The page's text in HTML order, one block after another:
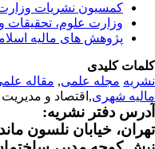
کمسیون نشریات وزارت
وزارت علوم، تحقیقات و
پژوهش های مالیه
کلیدی
مجله علمی, مقاله علمی
شهری ,اقتصاد و مدیریت
دفتر نشریه:
خیابان نلسون